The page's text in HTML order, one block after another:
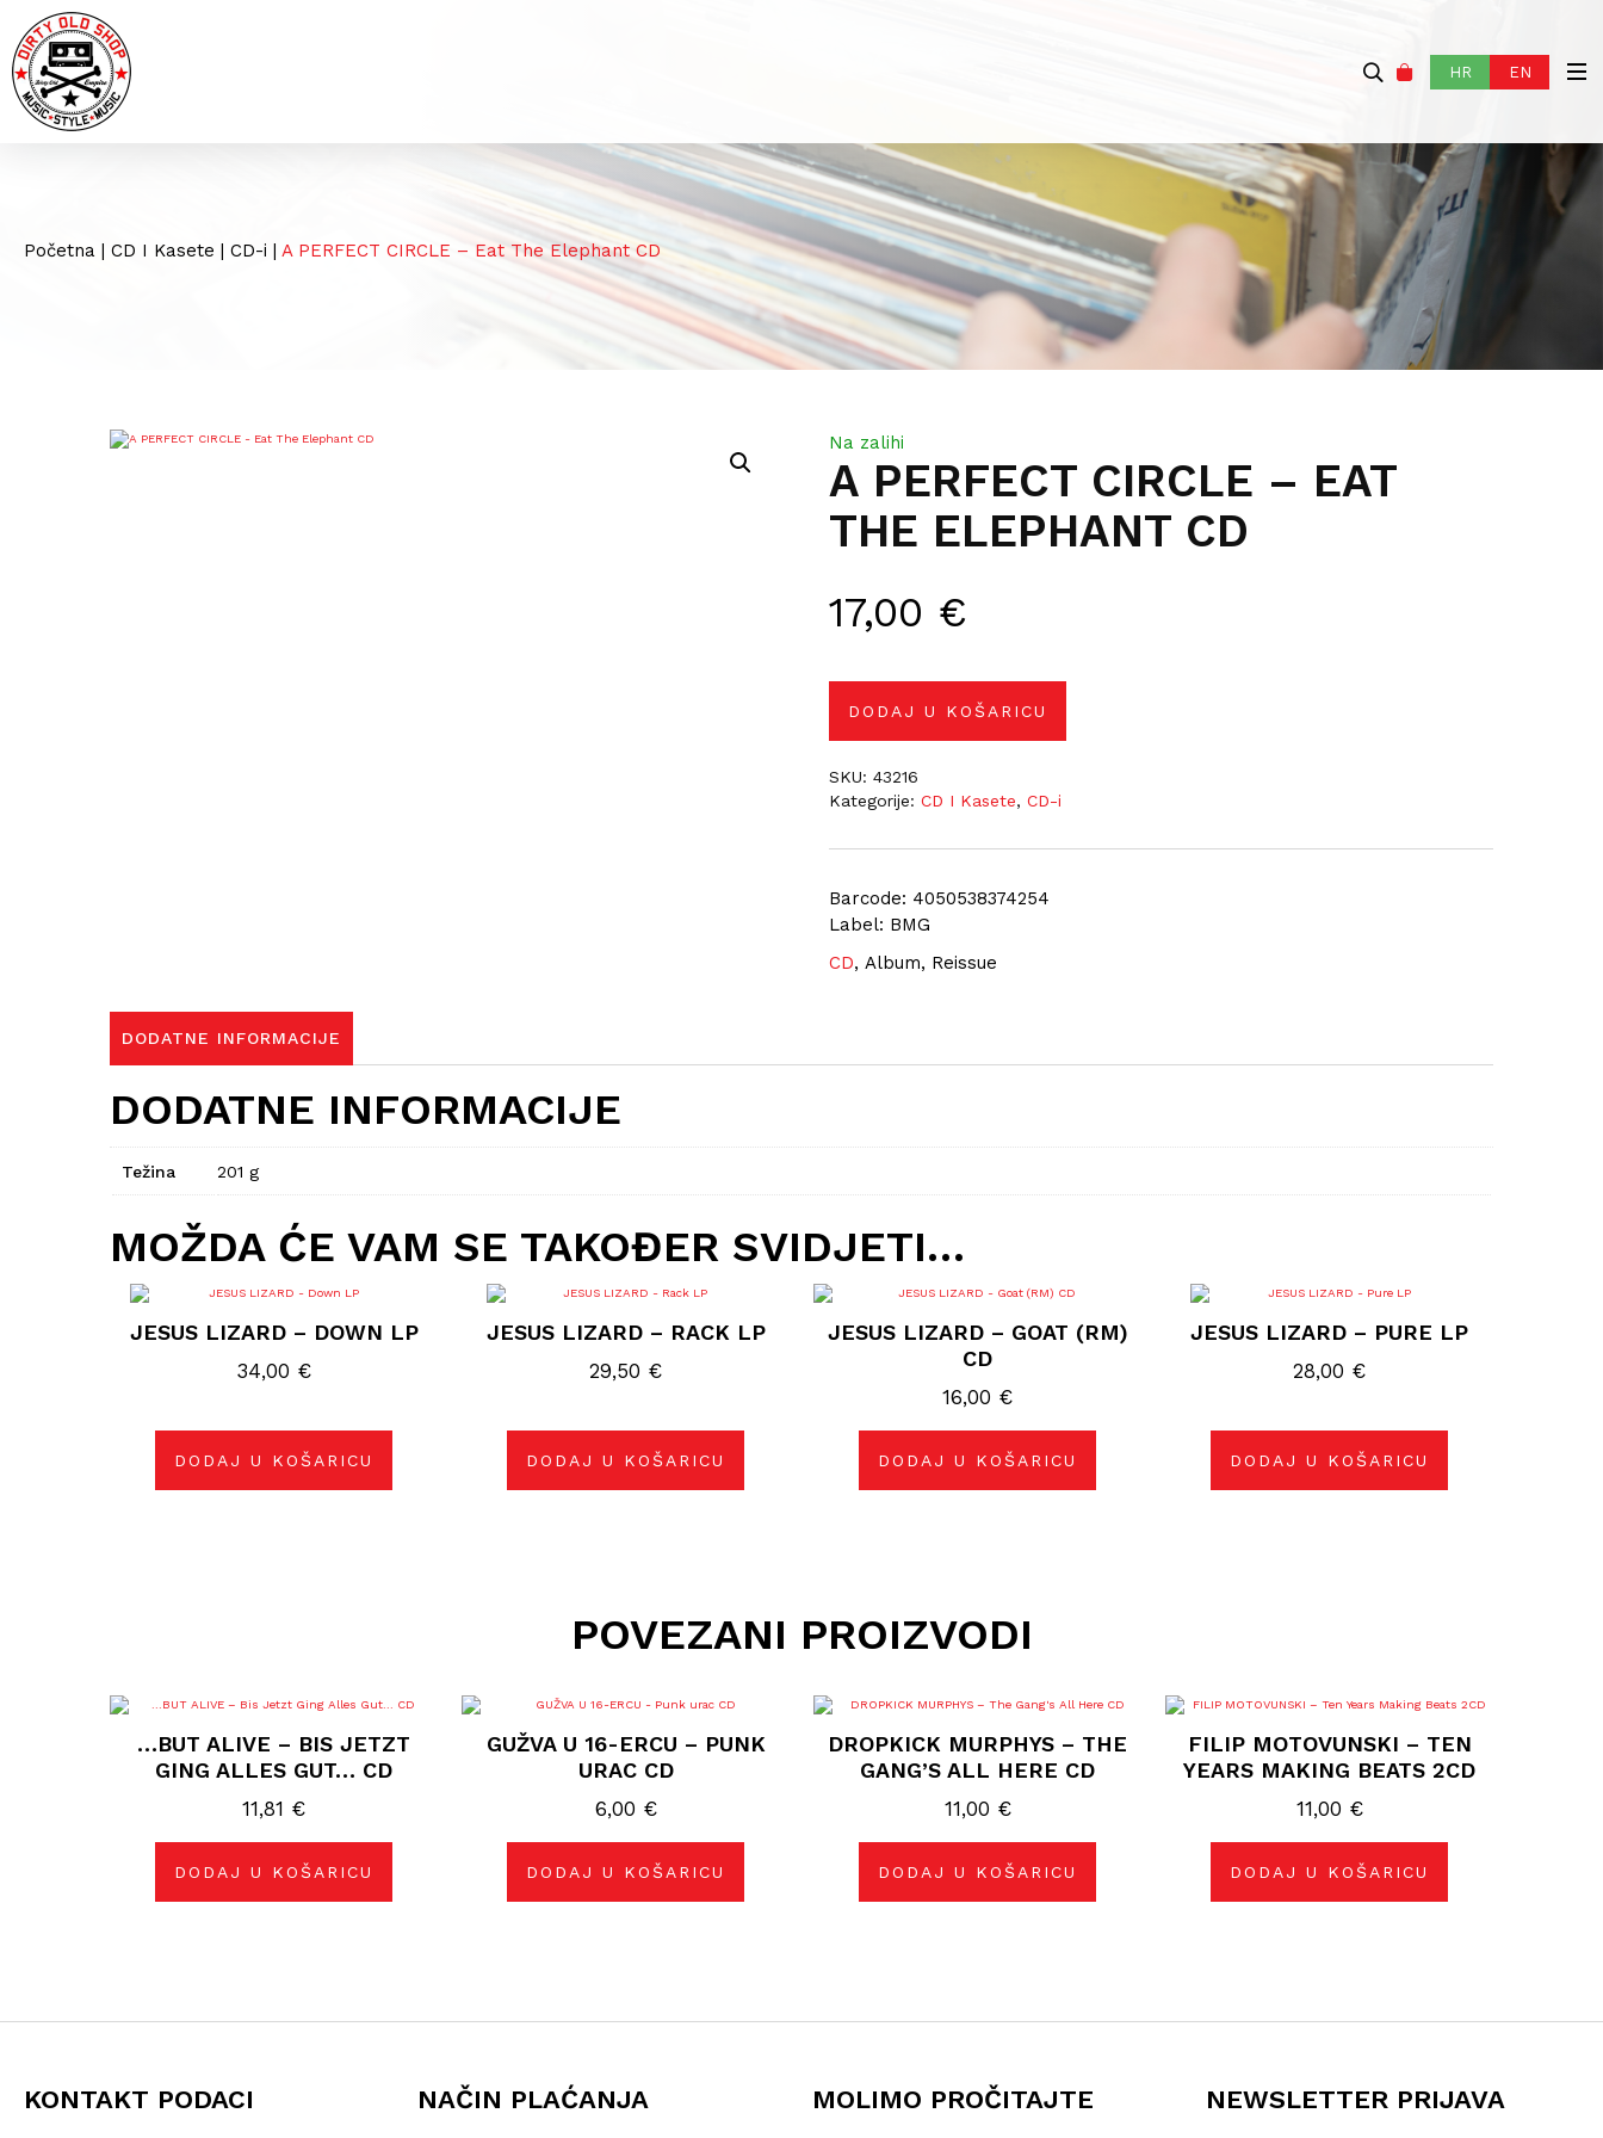
HR EN
Početna | CD I Kasete | CD-i | A PERFECT CIRCLE – Eat The Elephant CD
A PERFECT CIRCLE – EAT
THE ELEPHANT CD
17,00 €
Barcode: 4050538374254
Label: BMG
CD, Album, Reissue
Na zalihi
DODAJ U KOŠARICU
SKU:43216
Kategorije:CD I Kasete,CD-i
DODATNE INFORMACIJE
DODATNE INFORMACIJE
Težina 201 g
MOŽDA ĆE VAM SE TAKOĐER SVIDJETI…
JESUS LIZARD – DOWN LP
34,00 €
DODAJ U KOŠARICU
JESUS LIZARD – RACK LP
29,50 €
DODAJ U KOŠARICU
JESUS LIZARD – GOAT (RM)
CD
16,00 €
DODAJ U KOŠARICU
JESUS LIZARD – PURE LP
28,00 €
DODAJ U KOŠARICU
POVEZANI PROIZVODI
…BUT ALIVE ‎– BIS JETZT
GING ALLES GUT… CD
11,81 €
DODAJ U KOŠARICU
GUŽVA U 16-ERCU – PUNK
URAC CD
6,00 €
DODAJ U KOŠARICU
DROPKICK MURPHYS – THE
GANG’S ALL HERE CD
11,00 €
DODAJ U KOŠARICU
FILIP MOTOVUNSKI ‎– TEN
YEARS MAKING BEATS 2CD
11,00 €
DODAJ U KOŠARICU
KONTAKT PODACI NAČIN PLAĆANJA MOLIMO PROČITAJTE NEWSLETTER PRIJAVA